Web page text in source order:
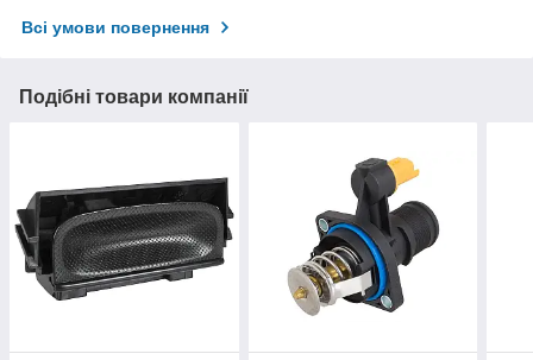
Всі умови повернення
Подібні товари компанії